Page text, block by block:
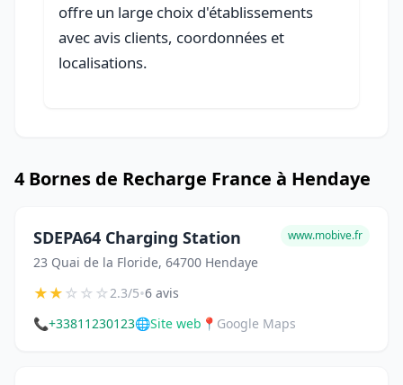
offre un large choix d'établissements
avec avis clients, coordonnées et
localisations.
4 Bornes de Recharge France à Hendaye
SDEPA64 Charging Station
23 Quai de la Floride, 64700 Hendaye
www.mobive.fr
★★☆☆☆2.3/5•6 avis
📞+33811230123🌐Site web 📍 Google Maps